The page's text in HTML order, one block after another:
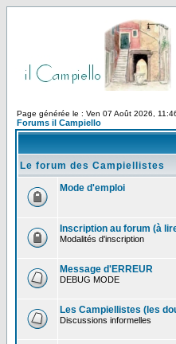
Page générée le : Ven 07 Août 2026,
Forums il Campiello
Le forum des Campiellistes
Mode d'emploi
Inscription au forum (à
Modalités d'inscription
Message d'ERREUR
DEBUG MODE
Les Campiellistes (les
Discussions informelles